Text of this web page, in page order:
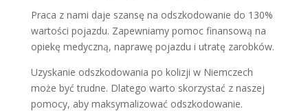
Praca z nami daje szansę na odszkodowanie do 130%
wartości pojazdu. Zapewniamy pomoc finansową na
opiekę medyczną, naprawę pojazdu i utratę zarobków.
Uzyskanie odszkodowania po kolizji w Niemczech
może być trudne. Dlatego warto skorzystać z naszej
pomocy, aby maksymalizować odszkodowanie.